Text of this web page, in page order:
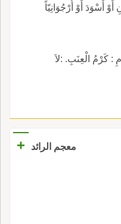
أَسْوَدَ أَوْ أُرْجُوَانِيّاً
: كَرْمُ الْعِنَبِ. :لاَ
معجم الرائد +